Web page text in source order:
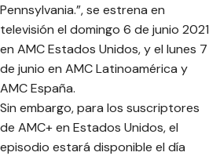
Pennsylvania.”, se estrena en
televisión el domingo 6 de junio 2021
en AMC Estados Unidos, y el lunes 7
de junio en AMC Latinoamérica y
AMC España.
Sin embargo, para los suscriptores
de AMC+ en Estados Unidos, el
episodio estará disponible el día